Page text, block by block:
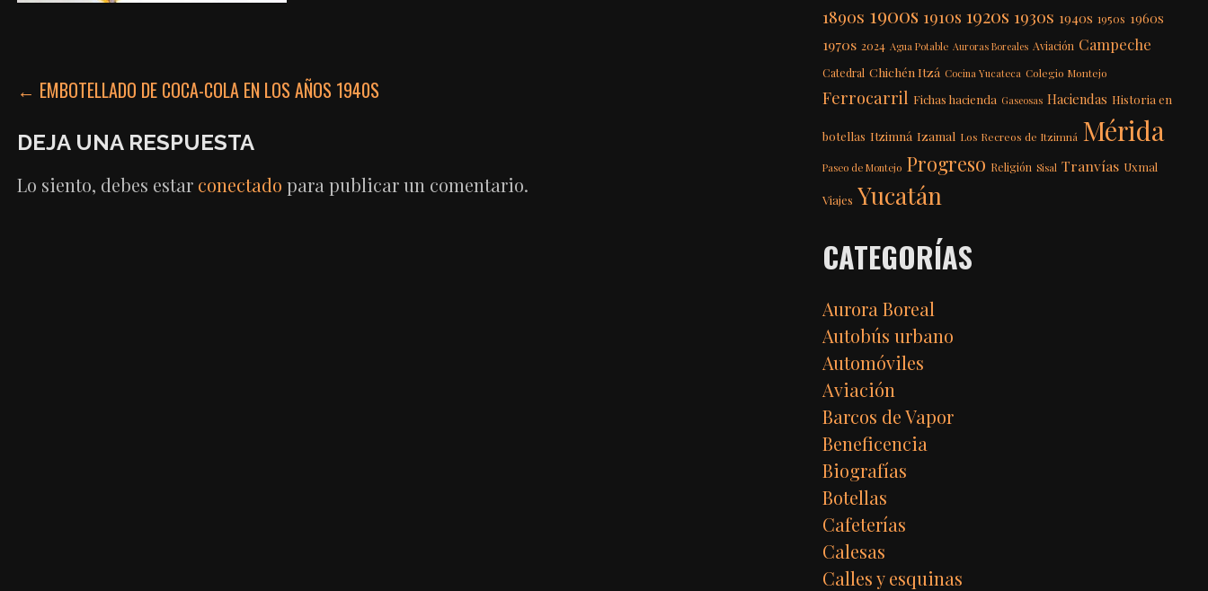
NAVEGACIÓN
DE
ENTRADAS
← EMBOTELLADO DE COCA-COLA EN LOS AÑOS 1940S
DEJA UNA RESPUESTA
Lo siento, debes estar conectado para publicar un comentario.
1890s 1900s 1910s 1920s 1930s 1940s 1950s 1960s
1970s 2024 Agua Potable Auroras Boreales Aviación Campeche
Catedral Chichén Itzá Cocina Yucateca Colegio Montejo
Ferrocarril Fichas hacienda Gaseosas Haciendas Historia en
botellas Itzimná Izamal Los Recreos de Itzimná Mérida
Paseo de Montejo Progreso Religión Sisal Tranvías Uxmal
Viajes Yucatán
CATEGORÍAS
Aurora Boreal
Autobús urbano
Automóviles
Aviación
Barcos de Vapor
Beneficencia
Biografías
Botellas
Cafeterías
Calesas
Calles y esquinas